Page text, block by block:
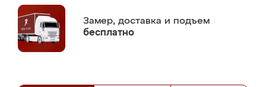
Замер, доставка и подъем
бесплатно